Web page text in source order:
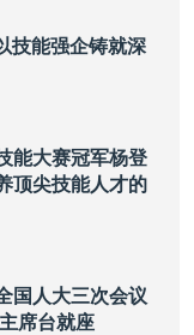
技能强企铸就深
能大赛冠军杨登
顶尖技能人才的
国人大三次会议
席台就座